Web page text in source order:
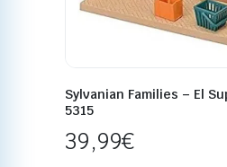
Sylvanian Families – El
5315
39,99€